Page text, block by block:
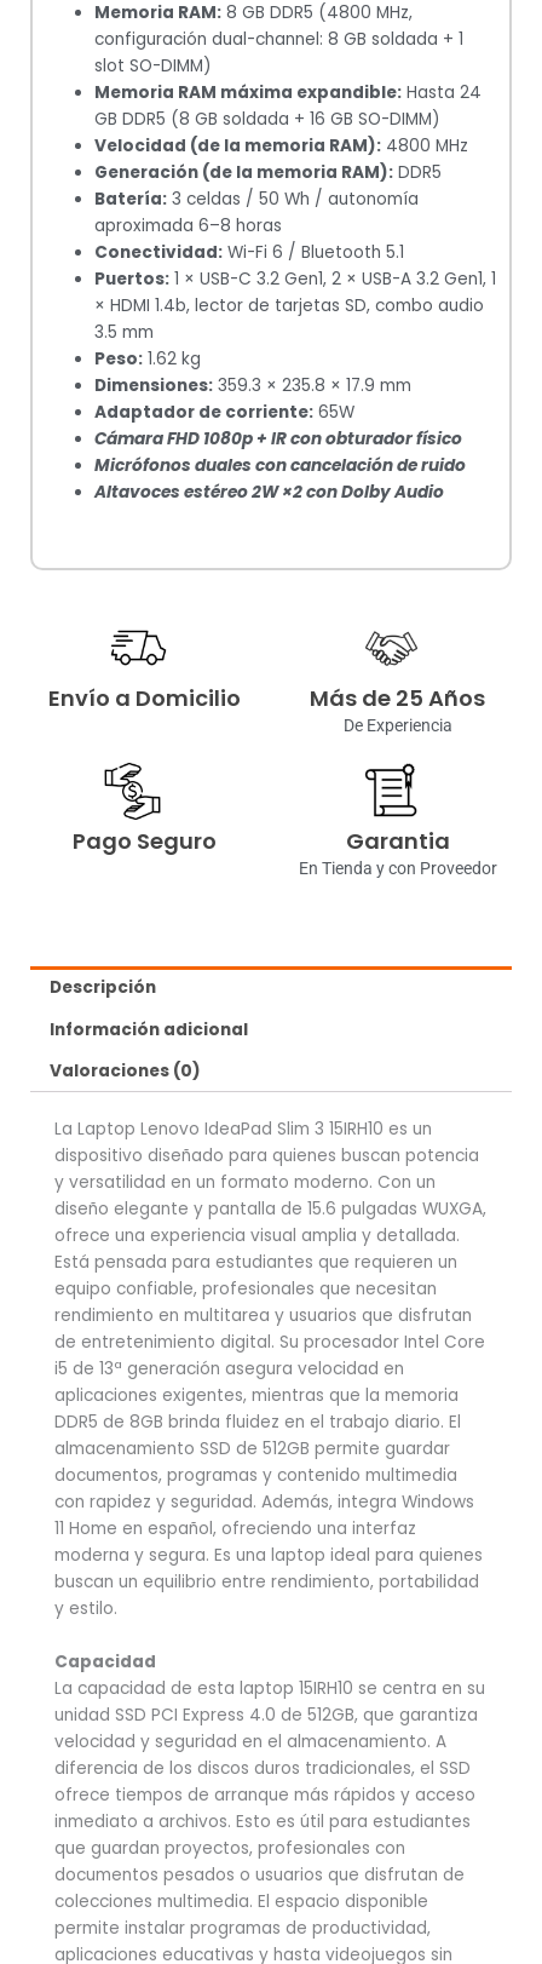
Memoria RAM: 8 GB DDR5 (4800 MHz,
configuración dual-channel: 8 GB soldada + 1
slot SO-DIMM)
Memoria RAM máxima expandible: Hasta 24
GB DDR5 (8 GB soldada + 16 GB SO-DIMM)
Velocidad (de la memoria RAM): 4800 MHz
Generación (de la memoria RAM): DDR5
Batería: 3 celdas / 50 Wh / autonomía
aproximada 6–8 horas
Conectividad: Wi-Fi 6 / Bluetooth 5.1
Puertos: 1 × USB-C 3.2 Gen1, 2 × USB-A 3.2 Gen1, 1
× HDMI 1.4b, lector de tarjetas SD, combo audio
3.5 mm
Peso: 1.62 kg
Dimensiones: 359.3 × 235.8 × 17.9 mm
Adaptador de corriente: 65W
Cámara FHD 1080p + IR con obturador físico
Micrófonos duales con cancelación de ruido
Altavoces estéreo 2W ×2 con Dolby Audio
Envío a Domicilio Más de 25 Años
De Experiencia
Pago Seguro Garantia
En Tienda y con Proveedor
Descripción
Información adicional
Valoraciones (0)
La Laptop Lenovo IdeaPad Slim 3 15IRH10 es un
dispositivo diseñado para quienes buscan potencia
y versatilidad en un formato moderno. Con un
diseño elegante y pantalla de 15.6 pulgadas WUXGA,
ofrece una experiencia visual amplia y detallada.
Está pensada para estudiantes que requieren un
equipo confiable, profesionales que necesitan
rendimiento en multitarea y usuarios que disfrutan
de entretenimiento digital. Su procesador Intel Core
i5 de 13ª generación asegura velocidad en
aplicaciones exigentes, mientras que la memoria
DDR5 de 8GB brinda fluidez en el trabajo diario. El
almacenamiento SSD de 512GB permite guardar
documentos, programas y contenido multimedia
con rapidez y seguridad. Además, integra Windows
11 Home en español, ofreciendo una interfaz
moderna y segura. Es una laptop ideal para quienes
buscan un equilibrio entre rendimiento, portabilidad
y estilo.
Capacidad
La capacidad de esta laptop 15IRH10 se centra en su
unidad SSD PCI Express 4.0 de 512GB, que garantiza
velocidad y seguridad en el almacenamiento. A
diferencia de los discos duros tradicionales, el SSD
ofrece tiempos de arranque más rápidos y acceso
inmediato a archivos. Esto es útil para estudiantes
que guardan proyectos, profesionales con
documentos pesados o usuarios que disfrutan de
colecciones multimedia. El espacio disponible
permite instalar programas de productividad,
aplicaciones educativas y hasta videojuegos sin